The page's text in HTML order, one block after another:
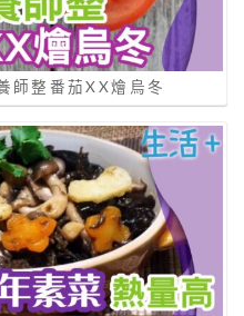
師整番茄XX燴烏冬